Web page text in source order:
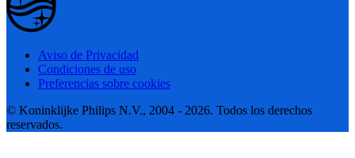
Aviso de Privacidad
Condiciones de uso
Preferencias sobre cookies
© Koninklijke Philips N.V., 2004 - 2026. Todos los derechos
reservados.